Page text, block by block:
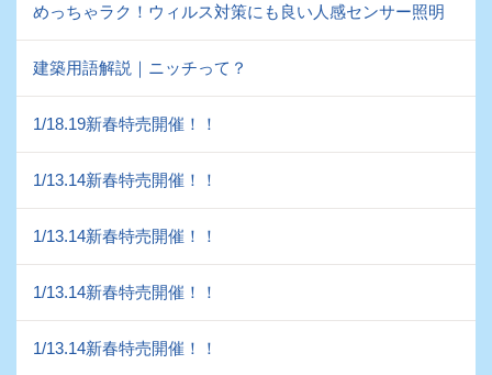
めっちゃラク！ウィルス対策にも良い人感センサー照明
建築用語解説｜ニッチって？
1/18.19新春特売開催！！
1/13.14新春特売開催！！
1/13.14新春特売開催！！
1/13.14新春特売開催！！
1/13.14新春特売開催！！